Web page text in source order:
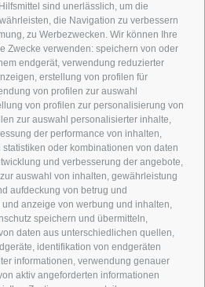
sind unerlässlich, um die
die Navigation zu verbessern
zu Werbezwecken. Wir können Ihre
Zwecke verwenden: speichern von oder
endgerät, verwendung reduzierter
erstellung von profilen für
von profilen zur auswahl
von profilen zur personalisierung von
zur auswahl personalisierter inhalte,
der performance von inhalten,
oder kombinationen von daten
und verbesserung der angebote,
auswahl von inhalten, gewährleistung
aufdeckung von betrug und
anzeige von werbung und inhalten,
speichern und übermitteln,
daten aus unterschiedlichen quellen,
identifikation von endgeräten
informationen, verwendung genauer
aktiv angeforderten informationen